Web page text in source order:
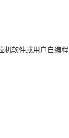
机软件或用户自编程